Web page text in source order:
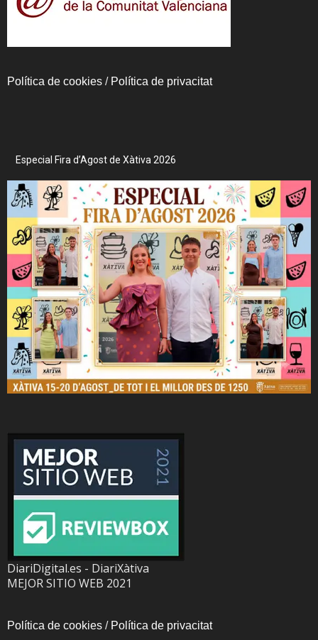
Política de cookies / Política de privacitat
Especial Fira d’Agost de Xàtiva 2026
DiariDigital.es - DiariXàtiva
MEJOR SITIO WEB 2021
Política de cookies / Política de privacitat